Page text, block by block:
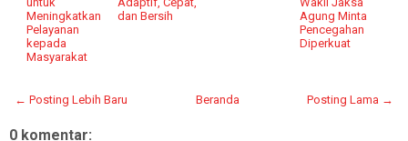
Meningkatkan
Pelayanan
kepada
Masyarakat
dan Bersih
Agung Minta
Pencegahan
Diperkuat
← Posting Lebih Baru Posting Lama →
Beranda
0 komentar: